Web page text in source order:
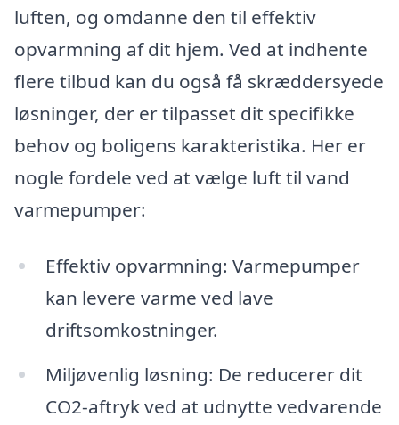
luften, og omdanne den til effektiv
opvarmning af dit hjem. Ved at indhente
flere tilbud kan du også få skræddersyede
løsninger, der er tilpasset dit specifikke
behov og boligens karakteristika. Her er
nogle fordele ved at vælge luft til vand
varmepumper:
Effektiv opvarmning: Varmepumper
kan levere varme ved lave
driftsomkostninger.
Miljøvenlig løsning: De reducerer dit
CO2-aftryk ved at udnytte vedvarende